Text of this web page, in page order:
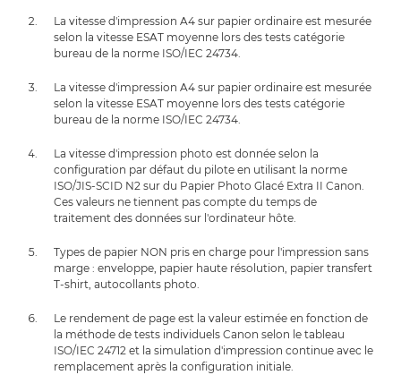
La vitesse d'impression A4 sur papier ordinaire est mesurée
selon la vitesse ESAT moyenne lors des tests catégorie
bureau de la norme ISO/IEC 24734.
La vitesse d'impression A4 sur papier ordinaire est mesurée
selon la vitesse ESAT moyenne lors des tests catégorie
bureau de la norme ISO/IEC 24734.
La vitesse d'impression photo est donnée selon la
configuration par défaut du pilote en utilisant la norme
ISO/JIS-SCID N2 sur du Papier Photo Glacé Extra II Canon.
Ces valeurs ne tiennent pas compte du temps de
traitement des données sur l'ordinateur hôte.
Types de papier NON pris en charge pour l'impression sans
marge : enveloppe, papier haute résolution, papier transfert
T-shirt, autocollants photo.
Le rendement de page est la valeur estimée en fonction de
la méthode de tests individuels Canon selon le tableau
ISO/IEC 24712 et la simulation d'impression continue avec le
remplacement après la configuration initiale.